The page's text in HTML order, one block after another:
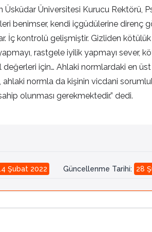
Üniversitesi Kurucu Rektörü,
benimser, kendi içgüdülerine direnç
İç kontrolü gelişmiştir. Gizliden
rastgele iyilik yapmayı
için… Ahlaki normlardaki en
normla da kişinin vicdani
olunması gerekmektedir.” dedi.
Şubat 2022 Güncellenme Tarihi: 28